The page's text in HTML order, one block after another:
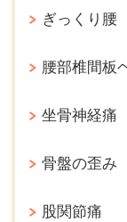
ぎっくり腰
腰部椎間板
坐骨神経痛
骨盤の歪み
股関節痛